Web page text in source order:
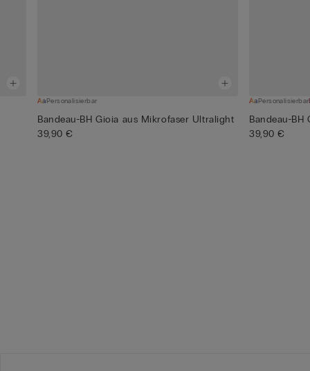
Personalisierbar
Bandeau-BH Gioia aus Mikrofaser Ultralight
39,90 €
Personalisierbar
Bandeau-
39,90 €